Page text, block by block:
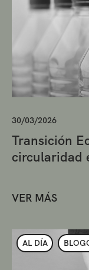
30/03/2026
Transición
circularidad
VER MÁS
AL DÍA